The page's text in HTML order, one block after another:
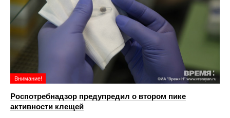
Внимание!
Роспотребнадзор предупредил о втором пике
активности клещей